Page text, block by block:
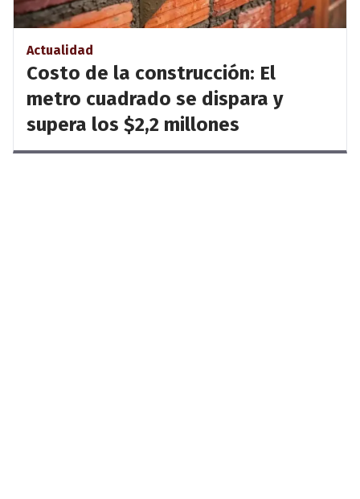
Actualidad
Costo de la construcción: El
metro cuadrado se dispara y
supera los $2,2 millones